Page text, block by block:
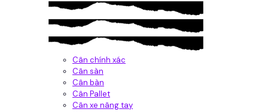
Cân chính xác
Cân sàn
Cân bàn
Cân Pallet
Cân xe nâng tay